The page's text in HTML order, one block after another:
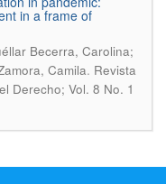
in a frame of
Becerra, Carolina;
Camila. Revista
Derecho; Vol. 8 No. 1